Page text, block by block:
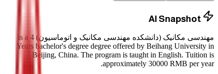
مهندسی مکانیک (دانشکده مهندسی مکانیک و اتوماسیون) 4
Years bachelor's degree degree offered by Beihang University in
Beijing, China. The program is taught in English. Tuition is
approximately 30000 RMB per year.